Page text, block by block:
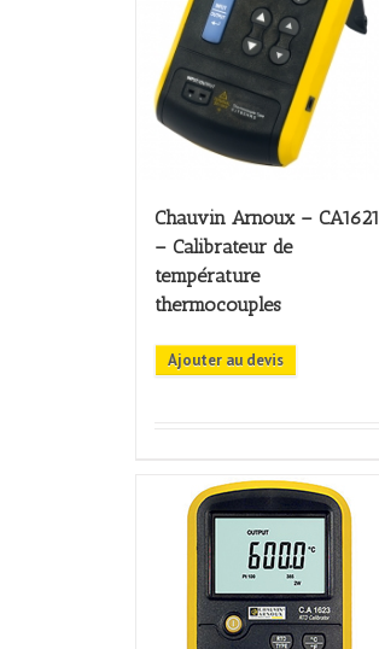
Chauvin Arnoux – CA1621
– Calibrateur de
température
thermocouples
Ajouter au devis